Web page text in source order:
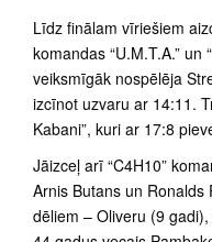
Līdz finālam vīriešiem
komandas “U.M.T.A.” un
veiksmīgāk nospēlēja
izcīnot uzvaru ar 14:11.
Kabani”, kuri ar 17:8
Jāizceļ arī “C4H10”
Arnis Butans un
dēliem – Oliveru (9